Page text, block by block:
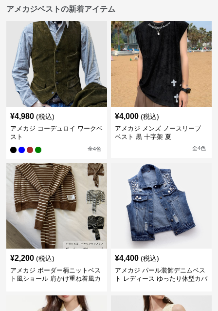
アメカジベストの新着アイテム
¥4,980 (税込)
アメカジ コーデュロイ ワークベ
スト
全4色
¥4,000 (税込)
アメカジ メンズ ノースリーブ
ベスト 黒 十字架 夏
全4色
¥2,200 (税込)
アメカジ ボーダー柄ニットベス
ト風ショール 肩かけ重ね着風カ
¥4,400 (税込)
アメカジ パール装飾デニムベス
ト レディース ゆったり体型カバ